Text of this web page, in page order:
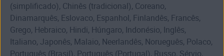
(simplificado), Chinês (tradicional), Coreano,
Dinamarquês, Eslovaco, Espanhol, Finlandês, Francês,
Grego, Hebraico, Hindi, Húngaro, Indonésio, Inglês,
Italiano, Japonês, Malaio, Neerlandês, Norueguês, Polaco,
Português (Brasil), Português (Portugal), Russo, Sérvio,